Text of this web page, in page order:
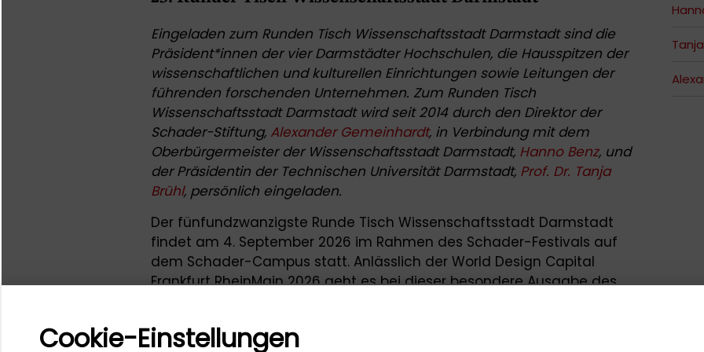
Eingeladen zum Runden Tisch Wissenschaftsstadt Darmstadt sind die
Präsident*innen der vier Darmstädter Hochschulen, die Hausspitzen der
wissenschaftlichen und kulturellen Einrichtungen sowie Leitungen der
führenden forschenden Unternehmen. Zum Runden Tisch
Wissenschaftsstadt Darmstadt wird seit 2014 durch den Direktor der
Schader-Stiftung, Alexander Gemeinhardt, in Verbindung mit dem
Oberbürgermeister der Wissenschaftsstadt Darmstadt, Hanno Benz, und
der Präsidentin der Technischen Universität Darmstadt, Prof. Dr. Tanja
Brühl, persönlich eingeladen.
Der fünfundzwanzigste Runde Tisch Wissenschaftsstadt Darmstadt
findet am 4. September 2026 im Rahmen des Schader-Festivals auf
dem Schader-Campus statt. Anlässlich der World Design Capital
Frankfurt RheinMain 2026 geht es bei dieser besondere Ausgabe des
mit den Gästen des Festivals zum Thema Demokratie: Wie stehen wir
Cookie-Einstellungen